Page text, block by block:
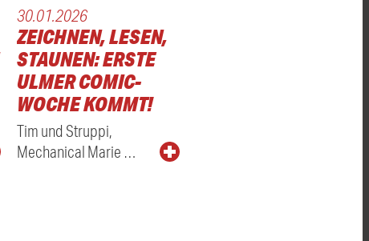
30.01.2026
ZEICHNEN, LESEN,
STAUNEN: ERSTE
ULMER COMIC-
WOCHE KOMMT!
Tim und Struppi,
Mechanical Marie …